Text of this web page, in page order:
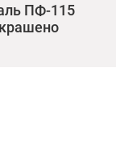
тщательно
ПФ-115